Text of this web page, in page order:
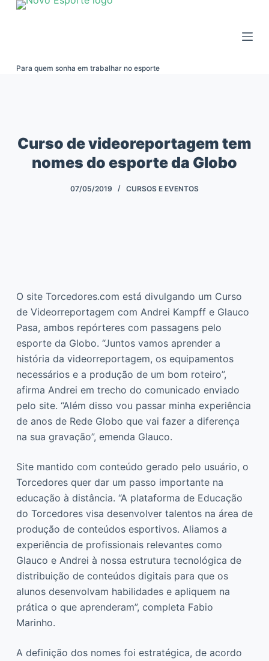
Pular
Para quem sonha em trabalhar no esporte
Curso de videoreportagem tem
nomes do esporte da Globo
07/05/2019 CURSOS E EVENTOS
O site Torcedores.com está divulgando um Curso
de Videorreportagem com Andrei Kampff e Glauco
Pasa, ambos repórteres com passagens pelo
esporte da Globo. “Juntos vamos aprender a
história da videorreportagem, os equipamentos
necessários e a produção de um bom roteiro”,
afirma Andrei em trecho do comunicado enviado
pelo site. “Além disso vou passar minha experiência
de anos de Rede Globo que vai fazer a diferença
na sua gravação”, emenda Glauco.
Site mantido com conteúdo gerado pelo usuário, o
Torcedores quer dar um passo importante na
educação à distância. “A plataforma de Educação
do Torcedores visa desenvolver talentos na área de
produção de conteúdos esportivos. Aliamos a
experiência de profissionais relevantes como
Glauco e Andrei à nossa estrutura tecnológica de
distribuição de conteúdos digitais para que os
alunos desenvolvam habilidades e apliquem na
prática o que aprenderam”, completa Fabio
Marinho.
A definição dos nomes foi estratégica, de acordo